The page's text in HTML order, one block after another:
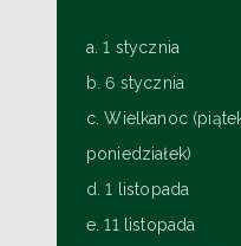
a. 1 stycznia
b. 6 stycznia
c. Wielkanoc
poniedziałek)
d. 1 listopada
e. 11 listopada